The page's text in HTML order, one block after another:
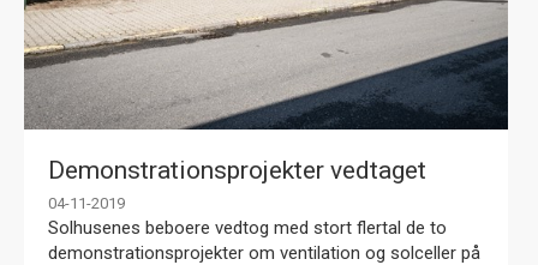
Demonstrationsprojekter vedtaget
04-11-2019
Solhusenes beboere vedtog med stort flertal de to
demonstrationsprojekter om ventilation og solceller på